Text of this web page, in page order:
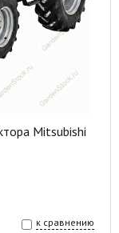
Mitsubishi
к сравнению